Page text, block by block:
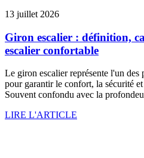
13 juillet 2026
Giron escalier : définition,
escalier confortable
Le giron escalier représente l'un des
pour garantir le confort, la sécurité
Souvent confondu avec la
LIRE L'ARTICLE